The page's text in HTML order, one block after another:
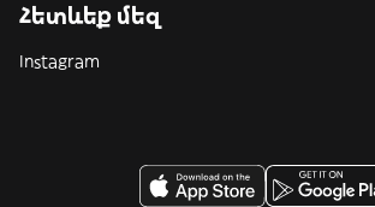
Հետևեք մեզ
Instagram